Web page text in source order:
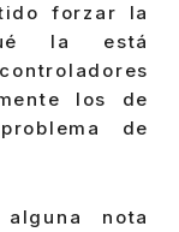
forzar la
la está
los de
de
nota